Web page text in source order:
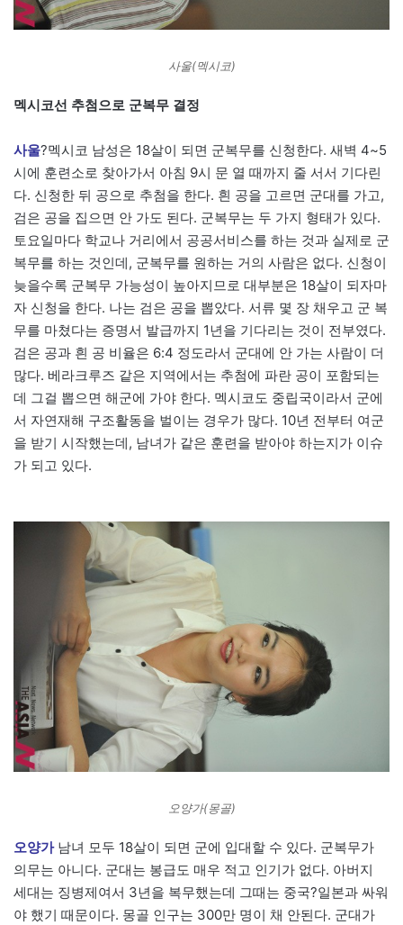
사울(멕시코)
멕시코선 추첨으로 군복무 결정
사울?멕시코 남성은 18살이 되면 군복무를 신청한다. 새벽 4~5
시에 훈련소로 찾아가서 아침 9시 문 열 때까지 줄 서서 기다린
다. 신청한 뒤 공으로 추첨을 한다. 흰 공을 고르면 군대를 가고,
검은 공을 집으면 안 가도 된다. 군복무는 두 가지 형태가 있다.
토요일마다 학교나 거리에서 공공서비스를 하는 것과 실제로 군
복무를 하는 것인데, 군복무를 원하는 거의 사람은 없다. 신청이
늦을수록 군복무 가능성이 높아지므로 대부분은 18살이 되자마
자 신청을 한다. 나는 검은 공을 뽑았다. 서류 몇 장 채우고 군 복
무를 마쳤다는 증명서 발급까지 1년을 기다리는 것이 전부였다.
검은 공과 흰 공 비율은 6:4 정도라서 군대에 안 가는 사람이 더
많다. 베라크루즈 같은 지역에서는 추첨에 파란 공이 포함되는
데 그걸 뽑으면 해군에 가야 한다. 멕시코도 중립국이라서 군에
서 자연재해 구조활동을 벌이는 경우가 많다. 10년 전부터 여군
을 받기 시작했는데, 남녀가 같은 훈련을 받아야 하는지가 이슈
가 되고 있다.
오양가(몽골)
오양가남녀 모두 18살이 되면 군에 입대할 수 있다. 군복무가
의무는 아니다. 군대는 봉급도 매우 적고 인기가 없다. 아버지
세대는 징병제여서 3년을 복무했는데 그때는 중국?일본과 싸워
야 했기 때문이다. 몽골 인구는 300만 명이 채 안된다. 군대가